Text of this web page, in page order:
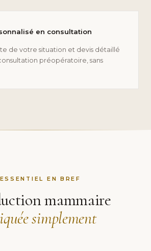
en consultation
de votre situation et devis détaillé
préopératoire, sans
EN BREF
mammaire
simplement